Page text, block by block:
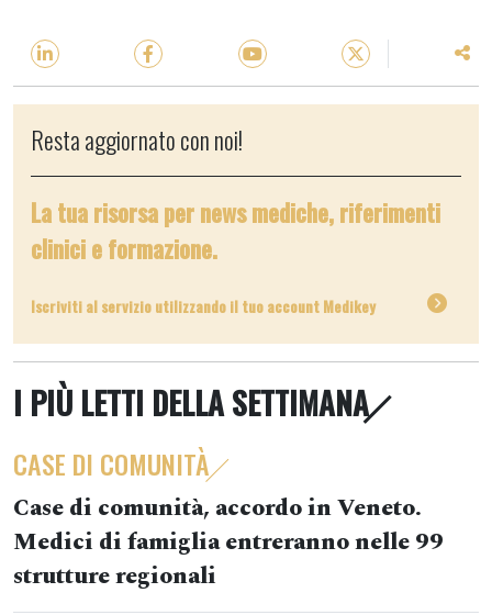
Resta aggiornato con noi!
La tua risorsa per news mediche, riferimenti
clinici e formazione.
Iscriviti al servizio utilizzando il tuo account Medikey
I PIÙ LETTI DELLA SETTIMANA
CASE DI COMUNITÀ
Case di comunità, accordo in Veneto.
Medici di famiglia entreranno nelle 99
strutture regionali